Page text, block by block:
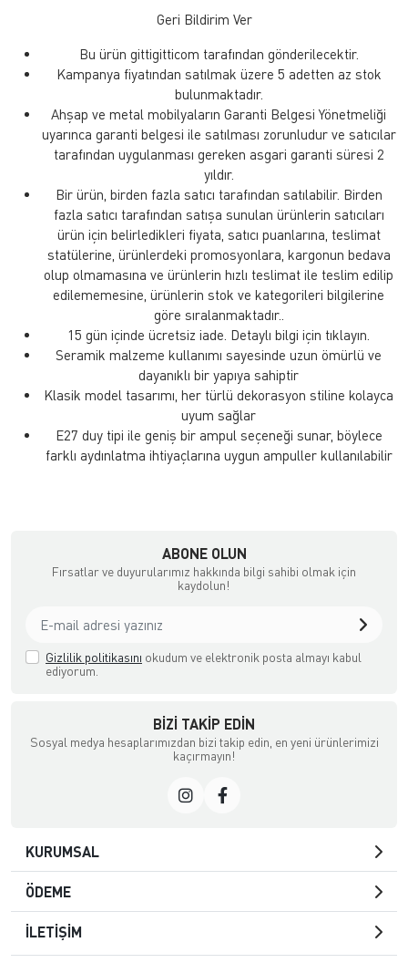
Geri Bildirim Ver
Bu ürün gittigitticom tarafından gönderilecektir.
Kampanya fiyatından satılmak üzere 5 adetten az stok
bulunmaktadır.
Ahşap ve metal mobilyaların Garanti Belgesi Yönetmeliği
uyarınca garanti belgesi ile satılması zorunludur ve satıcılar
tarafından uygulanması gereken asgari garanti süresi 2
yıldır.
Bir ürün, birden fazla satıcı tarafından satılabilir. Birden
fazla satıcı tarafından satışa sunulan ürünlerin satıcıları
ürün için belirledikleri fiyata, satıcı puanlarına, teslimat
statülerine, ürünlerdeki promosyonlara, kargonun bedava
olup olmamasına ve ürünlerin hızlı teslimat ile teslim edilip
edilememesine, ürünlerin stok ve kategorileri bilgilerine
göre sıralanmaktadır..
15 gün içinde ücretsiz iade. Detaylı bilgi için tıklayın.
Seramik malzeme kullanımı sayesinde uzun ömürlü ve
dayanıklı bir yapıya sahiptir
Klasik model tasarımı, her türlü dekorasyon stiline kolayca
uyum sağlar
E27 duy tipi ile geniş bir ampul seçeneği sunar, böylece
farklı aydınlatma ihtiyaçlarına uygun ampuller kullanılabilir
ABONE OLUN
Fırsatlar ve duyurularımız hakkında bilgi sahibi olmak için
kaydolun!
Gizlilik politikasını okudum ve elektronik posta almayı kabul
ediyorum.
BIZI TAKIP EDIN
Sosyal medya hesaplarımızdan bizi takip edin, en yeni ürünlerimizi
kaçırmayın!
KURUMSAL
ÖDEME
İLETİŞİM